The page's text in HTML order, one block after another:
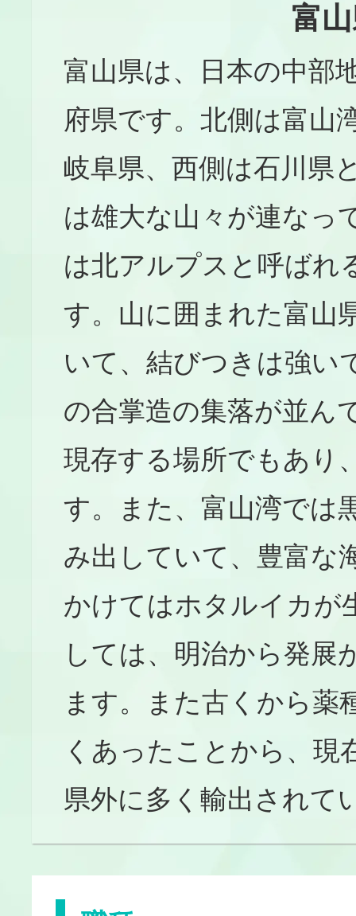
富
富山県は、日本の中部
府県です。北側は富山
岐阜県、西側は石川県
は雄大な山々が連なっ
は北アルプスと呼ばれ
す。山に囲まれた富山
いて、結びつきは強い
の合掌造の集落が並ん
現存する場所でもあり
す。また、富山湾では
み出していて、豊富な
かけてはホタルイカが
しては、明治から発展
ます。また古くから薬
くあったことから、現
県外に多く輸出されて